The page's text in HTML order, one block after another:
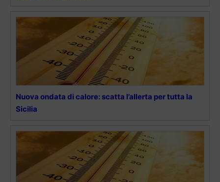
Nuova ondata di calore: scatta l’allerta per tutta la
Sicilia